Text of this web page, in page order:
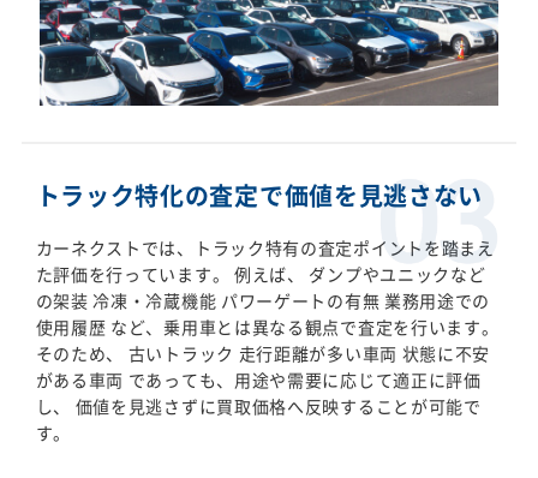
トラック特化の査定で価値を見逃さない
カーネクストでは、トラック特有の査定ポイントを踏まえ
た評価を行っています。 例えば、 ダンプやユニックなど
の架装 冷凍・冷蔵機能 パワーゲートの有無 業務用途での
使用履歴 など、乗用車とは異なる観点で査定を行います。
そのため、 古いトラック 走行距離が多い車両 状態に不安
がある車両 であっても、用途や需要に応じて適正に評価
し、 価値を見逃さずに買取価格へ反映することが可能で
す。